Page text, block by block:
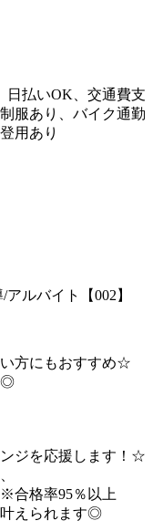
日払いOK、交通費支
服あり、バイク通勤
用あり
ルバイト【002】
方にもおすすめ☆
◎
ジを応援します！☆
合格率95％以上
叶えられます◎